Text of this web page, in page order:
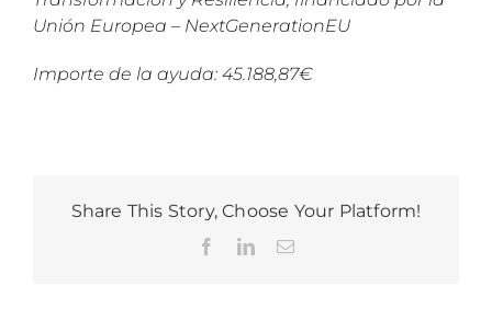
Unión Europea – NextGenerationEU
Importe de la ayuda: 45.188,87€
Share This Story, Choose Your Platform!
FacebookLinkedInCorreo